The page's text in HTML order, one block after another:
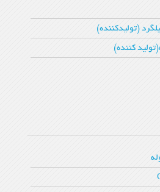
(تولیدکننده)
کننده)